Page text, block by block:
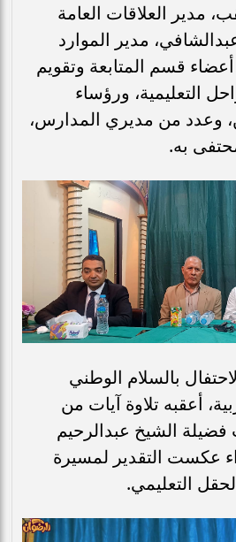
مدير العلاقات العامة
مدير الموارد
قسم المتابعة وتقويم
التعليمية، ورؤساء
وعدد من مديري المدارس،
به.
بالسلام الوطني
أعقبه تلاوة آيات من
الشيخ عبدالرحيم
عكست التقدير لمسيرة
التعليمي.